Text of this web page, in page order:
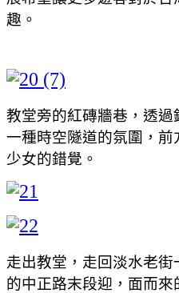
趣。
教堂旁的紅磚牆巷，透
一種時空隧道的氛圍，
少女的錯覺。
走出教堂，走回淡水老街
的中正路末段迎，面而